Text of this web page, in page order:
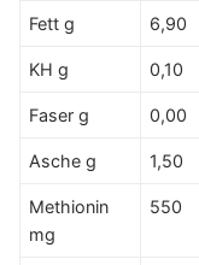
Fett g 6,90
KH g 0,10
Faser g 0,00
Asche g 1,50
Methionin
mg
550